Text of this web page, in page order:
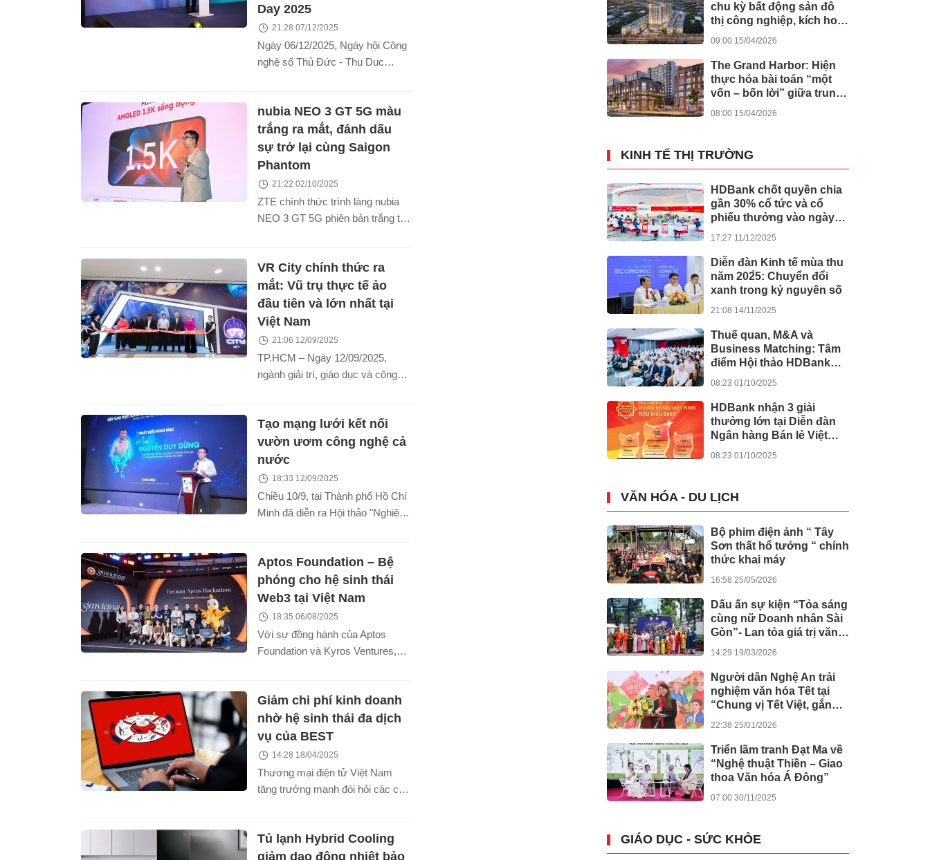
Day 2025
21:28 07/12/2025
Ngày 06/12/2025, Ngày hội Công
nghệ số Thủ Đức - Thu Duc
một sự kiện công nghệ được tổ
chức ngay tại Ga Metro Thủ Đức.
nubia NEO 3 GT 5G màu
trắng ra mắt, đánh dấu
sự trở lại cùng Saigon
Phantom
21:22 02/10/2025
ZTE chính thức trình làng nubia
NEO 3 GT 5G phiên bản trắng tại
Phantom, khẳng định định hướng
đồng hành với cộng đồng game
thủ trẻ trong mùa giải mới.
VR City chính thức ra
mắt: Vũ trụ thực tế ảo
đầu tiên và lớn nhất tại
Việt Nam
21:06 12/09/2025
TP.HCM – Ngày 12/09/2025,
ngành giải trí, giáo dục và công
trương VR City – vũ trụ thực tế
ảo nhập vai đầu tiên và lớn nhất
tại Việt Nam, đặt tại SC VivoCity
(quận 7, TP.HCM). Đây được kỳ
vọng sẽ trở thành điểm hẹn
không thể bỏ lỡ cho giới trẻ, gia
Tạo mạng lưới kết nối
vườn ươm công nghệ cả
nước
18:33 12/09/2025
Chiều 10/9, tại Thành phố Hồ Chí
Minh đã diễn ra Hội thảo "Nghiên
vườn ươm trong các lĩnh vực
công nghệ”.
Aptos Foundation – Bệ
phóng cho hệ sinh thái
Web3 tại Việt Nam
18:35 06/08/2025
Với sự đồng hành của Aptos
Foundation và Kyros Ventures,
thi xuất sắc nhất, mở ra cơ hội
đột phá cho thế hệ trẻ Việt Nam
hiện thực hóa giấc mơ Web3.
Giảm chi phí kinh doanh
nhờ hệ sinh thái đa dịch
vụ của BEST
14:28 18/04/2025
Thương mại điện tử Việt Nam
tăng trưởng mạnh đòi hỏi các cá
vận chuyển và theo dõi hàng hoá
thông minh để đủ sức đáp ứng
Tủ lạnh Hybrid Cooling
giảm dao động nhiệt bảo
chu kỳ bất động sản đô
thị công nghiệp, kích hoạt
09:00 15/04/2026
The Grand Harbor: Hiện
thực hóa bài toán “một
vốn – bốn lời” giữa trung
08:00 15/04/2026
KINH TẾ THỊ TRƯỜNG
HDBank chốt quyền chia
gần 30% cổ tức và cổ
phiếu thưởng vào ngày
lớn
17:27 11/12/2025
Diễn đàn Kinh tế mùa thu
năm 202̀5: Chuyển đổi
xanh trong kỷ nguyên số
21:08 14/11/2025
Thuế quan, M&A và
Business Matching: Tâm
điểm Hội thảo HDBank
08:23 01/10/2025
HDBank nhận 3 giải
thưởng lớn tại Diễn đàn
Ngân hàng Bán lẻ Việt
08:23 01/10/2025
VĂN HÓA - DU LỊCH
Bộ phim điện ảnh “ Tây
Sơn thất hổ tưởng “ chính
thức khai máy
16:58 25/05/2026
Dấu ấn sự kiện “Tỏa sáng
cùng nữ Doanh nhân Sài
Gòn”- Lan tỏa giá trị văn
Chính phủ
14:29 19/03/2026
Người dân Nghệ An trải
nghiệm văn hóa Tết tại
“Chung vị Tết Việt, gắn
22:38 25/01/2026
Triển lãm tranh Đạt Ma về
“Nghệ thuật Thiền – Giao
thoa Văn hóa Á Đông”
07:00 30/11/2025
GIÁO DỤC - SỨC KHỎE